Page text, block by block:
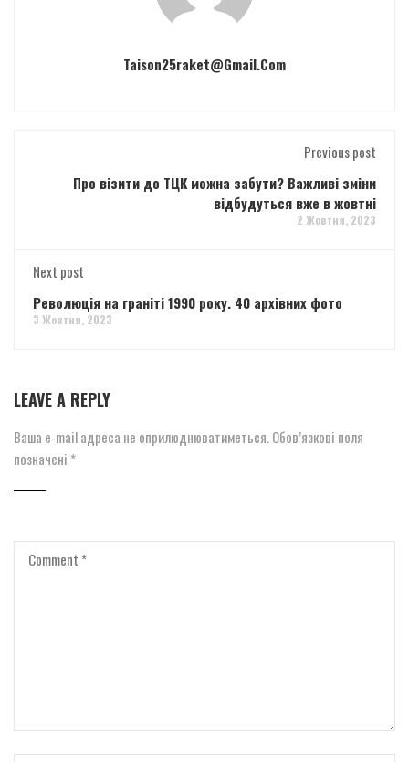
Taison25raket@gmail.com
Previous post
Про візити до ТЦК можна забути? Важливі зміни
відбудуться вже в жовтні
2 Жовтня, 2023
Next post
Революція на граніті 1990 року. 40 архівних фото
3 Жовтня, 2023
LEAVE A REPLY
Ваша e-mail адреса не оприлюднюватиметься. Обов’язкові поля
позначені *